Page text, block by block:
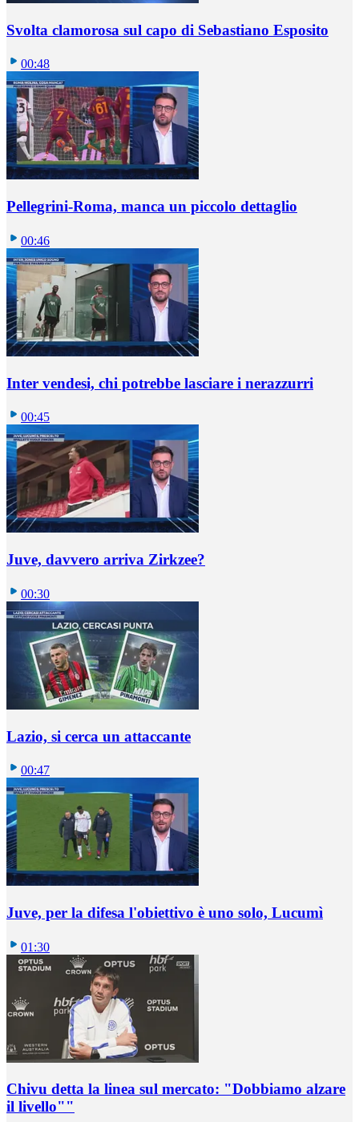
Svolta clamorosa sul capo di Sebastiano Esposito
00:48
Pellegrini-Roma, manca un piccolo dettaglio
00:46
Inter vendesi, chi potrebbe lasciare i nerazzurri
00:45
Juve, davvero arriva Zirkzee?
00:30
Lazio, si cerca un attaccante
00:47
Juve, per la difesa l'obiettivo è uno solo, Lucumì
01:30
Chivu detta la linea sul mercato: "Dobbiamo alzare
il livello""